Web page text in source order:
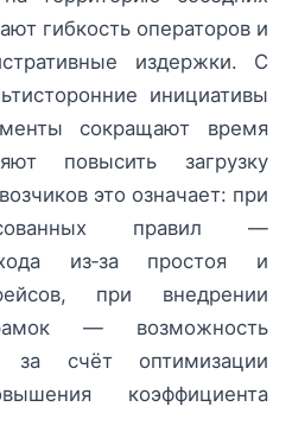
гибкость операторов и
издержки. С
инициативы
сокращают время
повысить загрузку
это означает: при
правил —
из‑за простоя и
при внедрении
— возможность
за счёт оптимизации
коэффициента